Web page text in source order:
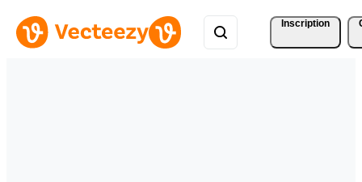
Inscription